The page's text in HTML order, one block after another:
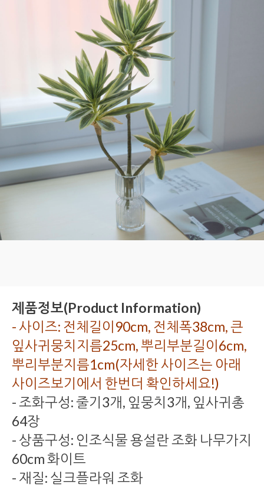
제품정보(Product Information)
- 사이즈: 전체길이90cm, 전체폭38cm, 큰
잎사귀뭉치지름25cm, 뿌리부분길이6cm,
뿌리부분지름1cm(자세한 사이즈는 아래
사이즈보기에서 한번더 확인하세요!)
- 조화구성: 줄기3개, 잎뭉치3개, 잎사귀총
64장
- 상품구성: 인조식물 용설란 조화 나무가지
60cm 화이트
- 재질: 실크플라워 조화